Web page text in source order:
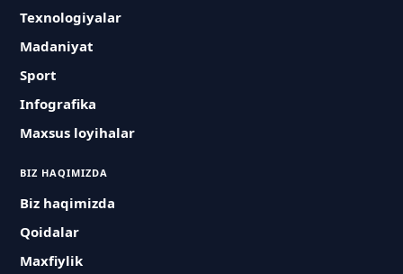
Texnologiyalar
Madaniyat
Sport
Infografika
Maxsus loyihalar
BIZ HAQIMIZDA
Biz haqimizda
Qoidalar
Maxfiylik